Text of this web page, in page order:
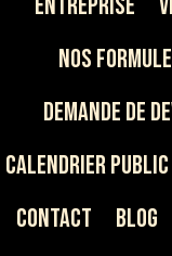
Nos
Demande de
Calendrier Public
Contact
Blog